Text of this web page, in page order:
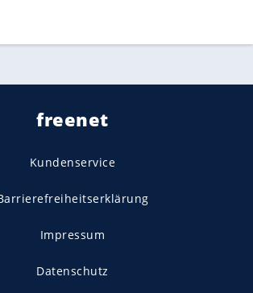
freenet
Kundenservice
Impressum
Datenschutz